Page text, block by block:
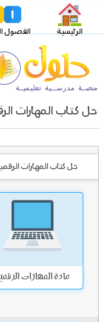
الرئيسية الفصول
حل كتاب المهارات
حل كتاب المهارات
مادة المهارات